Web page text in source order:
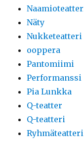
Näty
Nukketeatteri
ooppera
Pantomiimi
Performanssi
Pia Lunkka
Q-teatter
Q-teatteri
Ryhmäteatteri